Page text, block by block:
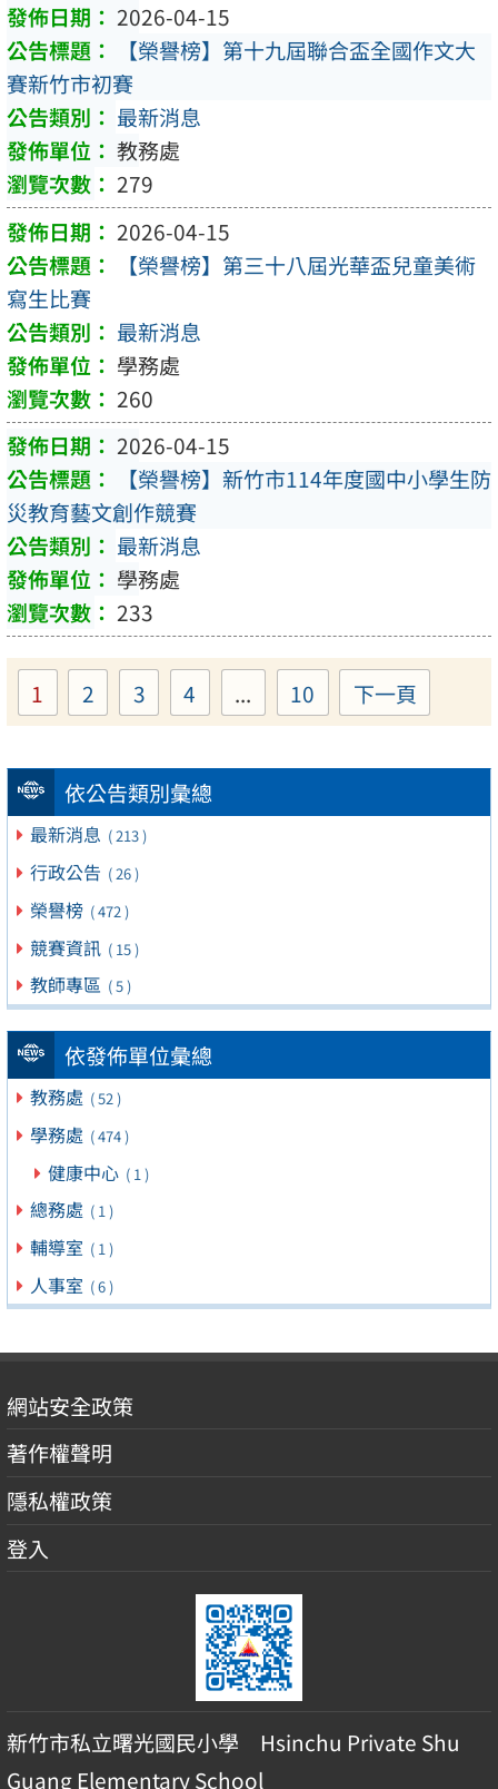
依公告類別彙總
最新消息 ( 213 )
行政公告 ( 26 )
榮譽榜 ( 472 )
競賽資訊 ( 15 )
教師專區 ( 5 )
依發佈單位彙總
教務處 ( 52 )
學務處 ( 474 )
健康中心 ( 1 )
總務處 ( 1 )
輔導室 ( 1 )
人事室 ( 6 )
2026-04-15
【榮譽榜】第十九屆聯合盃全國作文大
賽新竹市初賽
最新消息
教務處
279
2026-04-15
【榮譽榜】第三十八屆光華盃兒童美術
寫生比賽
最新消息
學務處
260
2026-04-15
【榮譽榜】新竹市114年度國中小學生防
災教育藝文創作競賽
最新消息
學務處
233
Page
1 Page
2 Page
3 Page
4 ... Page
10 下一頁
網站安全政策
著作權聲明
隱私權政策
登入
新竹市私立曙光國民小學 Hsinchu Private Shu
Guang Elementary School